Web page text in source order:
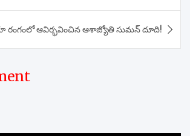
రంగంలో ఆవిర్భవించిన ఆశాజ్యోతి సుమన్ దూది!